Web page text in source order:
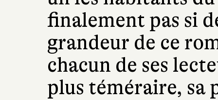
finalement pas si
grandeur de ce
chacun de ses
plus téméraire, sa